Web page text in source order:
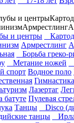
и центры
Армрестлинг
и центры
Армрестлинг
Борьба греко-
Метание ножей
спорт Водное поло
Лазертаг
Пулевая
Танцы Disco
танцы